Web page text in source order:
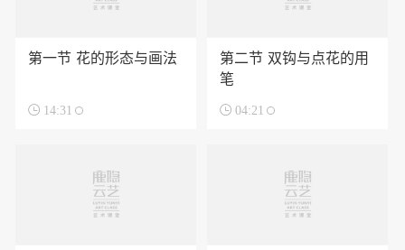
第一节 花的形态与画法
 14:31
第二节 双钩与点花的用
笔
 04:21